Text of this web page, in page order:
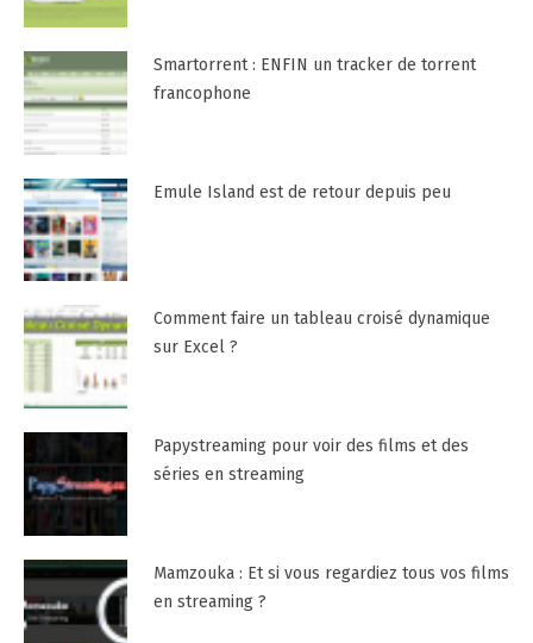
Smartorrent : ENFIN un tracker de torrent
francophone
Emule Island est de retour depuis peu
Comment faire un tableau croisé dynamique
sur Excel ?
Papystreaming pour voir des films et des
séries en streaming
Mamzouka : Et si vous regardiez tous vos films
en streaming ?